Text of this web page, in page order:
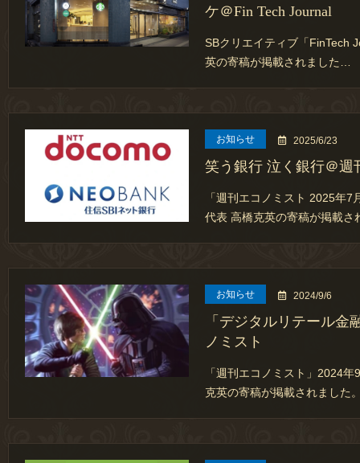
ケ＠Fin Tech Journal
SBクリエイティブ「FinTech
英の寄稿が掲載されました…
お知らせ 2025/6/23
笑う銀行 泣く銀行＠週
「週刊エコノミスト 2025年
代表 高橋克英の寄稿が掲載
お知らせ 2024/9/6
「デジタルリテール金
ノミスト
「週刊エコノミスト」2024
克英の寄稿が掲載されました